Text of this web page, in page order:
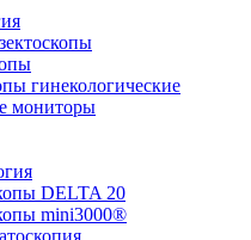
гинекологические
мониторы
DELTA 20
mini3000®